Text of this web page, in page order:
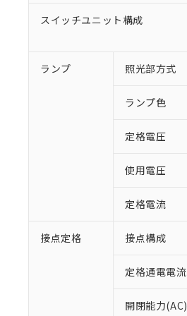
スイッチユニット構成
ランプ 照光部方式
ランプ色
定格電圧
使用電圧
定格電流
接点定格 接点構成
定格通電電流
開閉能力(AC)